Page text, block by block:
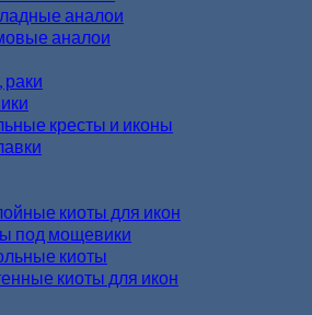
аналои
аналои
кресты и иконы
киоты для икон
под мощевики
киоты
киоты для икон